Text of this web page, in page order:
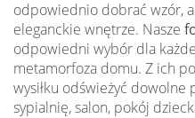
odpowiednio dobrać wzór,
eleganckie wnętrze. Nasze
odpowiedni wybór dla
metamorfoza domu. Z ich
wysiłku odświeżyć dowolne
sypialnię, salon, pokój